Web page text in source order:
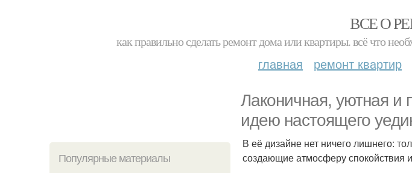
ВСЕ О
как правильно сделать ремонт дома или квартиры. всё что
главная ремонт квартир
Лаконичная, уютная и
идею настоящего
Популярные материалы
В её дизайне нет ничего лишнего:
создающие атмосферу спокойствия